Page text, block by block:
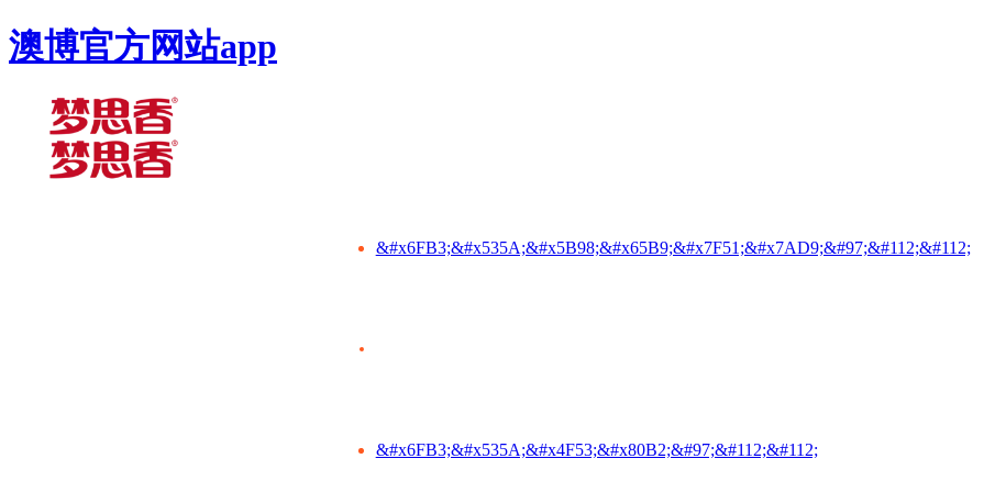
澳博官方网站app
&#x6FB3;&#x535A;&#x5B98;&#x65B9;&#x7F51;&#x7AD9;&#97;&#112;&#112;
&#x6FB3;&#x535A;&#x4F53;&#x80B2;&#97;&#112;&#112;